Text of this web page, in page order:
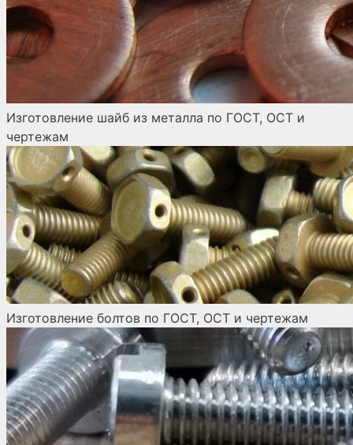
Изготовление шайб из металла по ГОСТ, ОСТ и
чертежам
Изготовление болтов по ГОСТ, ОСТ и чертежам